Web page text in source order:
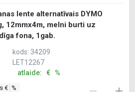
lente alternatīvais DYMO
12mmx4m, melni burti uz
fona, 1gab.
kods: 34209
LET12267
atlaide: € %
€ %